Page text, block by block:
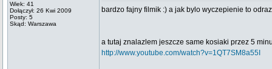
Wiek: 41
Dołączył: 26 Kwi 2009
Posty: 5
Skąd: Warszawa
bardzo fajny filmik :) a jak bylo wyczepienie to
a tutaj znalazlem jeszcze same kosiaki przez 5
http://www.youtube.com/watch?v=1QT7SM8a55I